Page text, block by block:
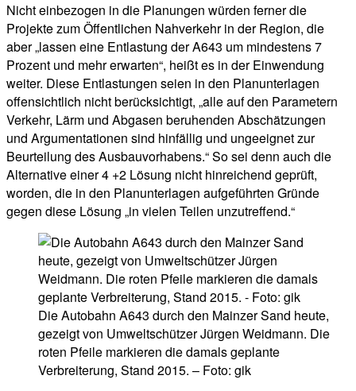
Nicht einbezogen in die Planungen würden ferner die
Projekte zum Öffentlichen Nahverkehr in der Region, die
aber „lassen eine Entlastung der A643 um mindestens 7
Prozent und mehr erwarten“, heißt es in der Einwendung
weiter. Diese Entlastungen seien in den Planunterlagen
offensichtlich nicht berücksichtigt, „alle auf den Parametern
Verkehr, Lärm und Abgasen beruhenden Abschätzungen
und Argumentationen sind hinfällig und ungeeignet zur
Beurteilung des Ausbauvorhabens.“ So sei denn auch die
Alternative einer 4 +2 Lösung nicht hinreichend geprüft,
worden, die in den Planunterlagen aufgeführten Gründe
gegen diese Lösung „in vielen Teilen unzutreffend.“
Die Autobahn A643 durch den Mainzer Sand heute,
gezeigt von Umweltschützer Jürgen Weidmann. Die
roten Pfeile markieren die damals geplante
Verbreiterung, Stand 2015. – Foto: gik